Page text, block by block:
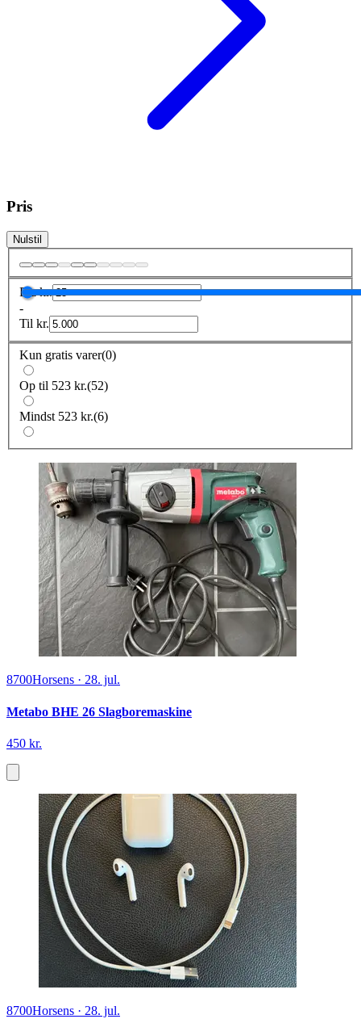
Pris
Nulstil
Frakr.
-
Til kr.
Kun gratis varer(0)
Op til 523 kr.(52)
Mindst 523 kr.(6)
8700Horsens · 28. jul.
Metabo BHE 26 Slagboremaskine
450 kr.
8700Horsens · 28. jul.